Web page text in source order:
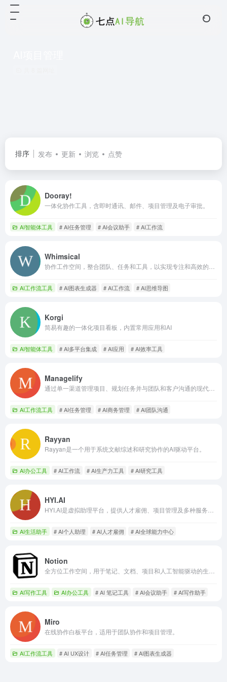
排序 发布 更新 浏览 点赞
Dooray!
一体化协作工具，含即时通讯、邮件、项目管理及电子审批。
AI智能体工具 # AI任务管理 # AI会议助手 # AI工作流
Whimsical
AI工作流工具 # AI图表生成器 # AI工作流 # AI思维导图
Korgi
简易有趣的一体化项目看板，内置常用应用和AI
AI智能体工具 # AI多平台集成 # AI应用 # AI效率工具
Managelify
AI工作流工具 # AI任务管理 # AI商务管理 # AI团队沟通
Rayyan
Rayyan是一个用于系统文献综述和研究协作的AI驱动平台。
AI办公工具 # AI工作流 # AI生产力工具 # AI研究工具
HYI.AI
AI生活助手 # AI个人助理 # AI人才雇佣 # AI全球能力中心
Notion
AI写作工具 AI办公工具 # AI 笔记工具 # AI会议助手 # AI写作助手
Miro
在线协作白板平台，适用于团队协作和项目管理。
AI工作流工具 # AI UX设计 # AI任务管理 # AI图表生成器